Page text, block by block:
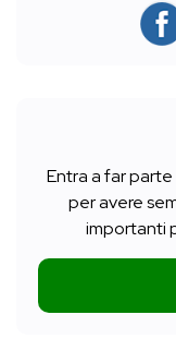
Entra a far
per avere
importanti